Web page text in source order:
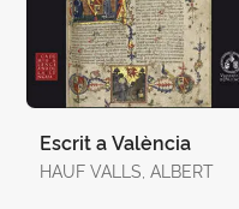
Escrit a València
HAUF VALLS, ALBERT